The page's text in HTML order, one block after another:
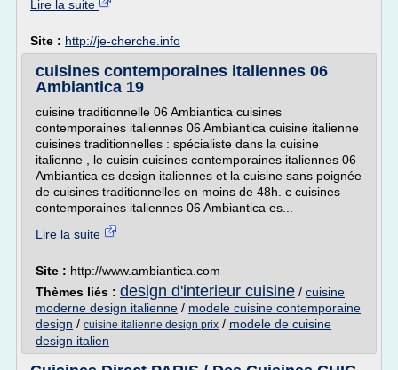
Lire la suite
Site : http://je-cherche.info
cuisines contemporaines italiennes 06
Ambiantica 19
cuisine traditionnelle 06 Ambiantica cuisines
contemporaines italiennes 06 Ambiantica cuisine italienne
cuisines traditionnelles : spécialiste dans la cuisine
italienne , le cuisin cuisines contemporaines italiennes 06
Ambiantica es design italiennes et la cuisine sans poignée
de cuisines traditionnelles en moins de 48h. c cuisines
contemporaines italiennes 06 Ambiantica es...
Lire la suite
Site : http://www.ambiantica.com
Thèmes liés : design d'interieur cuisine / cuisine
moderne design italienne / modele cuisine contemporaine
design / cuisine italienne design prix / modele de cuisine
design italien